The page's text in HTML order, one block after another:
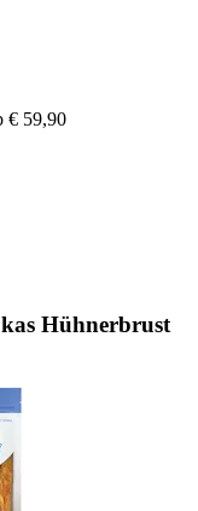
€ 59,90
Hühnerbrust